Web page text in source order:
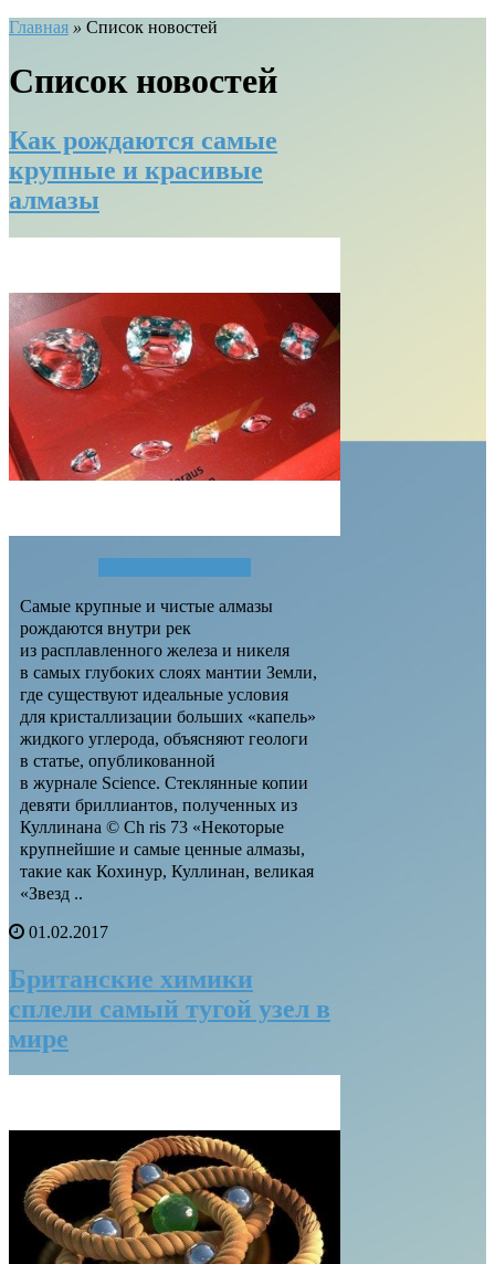
Главная » Список новостей
Список новостей
Как рождаются самые
крупные и красивые
алмазы
Самые крупные и чистые алмазы
рождаются внутри рек
из расплавленного железа и никеля
в самых глубоких слоях мантии Земли,
где существуют идеальные условия
для кристаллизации больших «капель»
жидкого углерода, объясняют геологи
в статье, опубликованной
в журнале Science. Стеклянные копии
девяти бриллиантов, полученных из
Куллинана © Ch ris 73 «Некоторые
крупнейшие и самые ценные алмазы,
такие как Кохинур, Куллинан, великая
«Звезд ..
01.02.2017
Британские химики
сплели самый тугой узел в
мире